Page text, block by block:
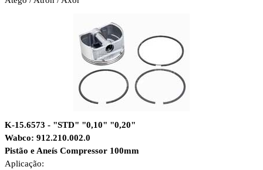
K-15.6573 - "STD" "0,10" "0,20"
Wabco: 912.210.002.0
Pistão e Aneís Compressor 100mm
Aplicação: